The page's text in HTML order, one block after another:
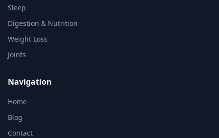
Sleep
Digestion & Nutrition
Weight Loss
Joints
Navigation
Home
Blog
Contact